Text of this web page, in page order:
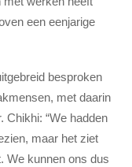
een eenjarige
besproken
met daarin
Chikhi: “We hadden
maar het ziet
We kunnen ons dus